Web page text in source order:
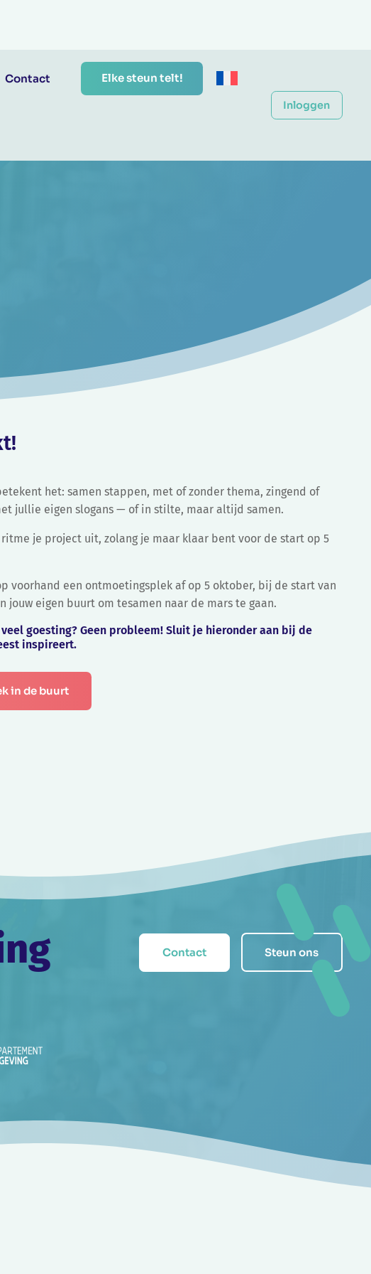
Contact Elke steun telt!
Inloggen
het: samen stappen, met of zonder thema, zingend of
jullie eigen slogans — of in stilte, maar altijd samen.
je project uit, zolang je maar klaar bent voor de start op 5
voorhand een ontmoetingsplek af op 5 oktober, bij de start van
in jouw eigen buurt om tesamen naar de mars te gaan.
goesting? Geen probleem! Sluit je hieronder aan bij de
inspireert.
in de buurt
Contact Steun ons